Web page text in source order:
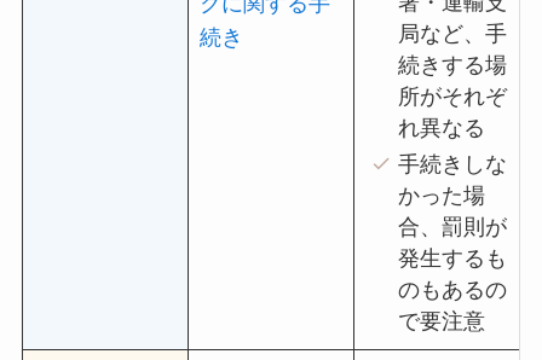
続き
局など、手
続きする場
所がそれぞ
れ異なる
手続きしな
かった場
合、罰則が
発生するも
のもあるの
で要注意